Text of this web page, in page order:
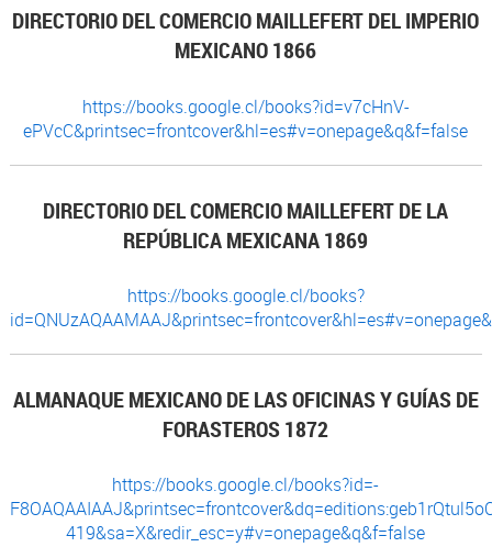
DIRECTORIO DEL COMERCIO MAILLEFERT DEL IMPERIO
MEXICANO 1866
https://books.google.cl/books?id=v7cHnV-
ePVcC&printsec=frontcover&hl=es#v=onepage&q&f=false
DIRECTORIO DEL COMERCIO MAILLEFERT DE LA
REPÚBLICA MEXICANA 1869
https://books.google.cl/books?
ALMANAQUE MEXICANO DE LAS OFICINAS Y GUÍAS DE
FORASTEROS 1872
https://books.google.cl/books?id=-
419&sa=X&redir_esc=y#v=onepage&q&f=false